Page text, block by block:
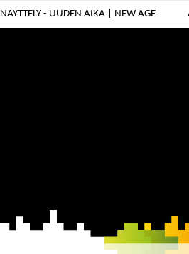
NÄYTTELY - UUDEN AIKA | NEW AGE